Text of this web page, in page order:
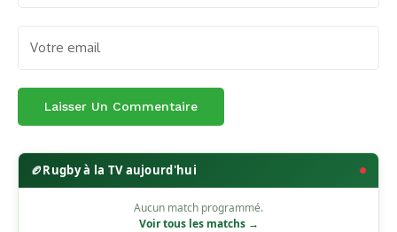
🏉Rugby à la TV aujourd'hui
Aucun match programmé.
Voir tous les matchs →